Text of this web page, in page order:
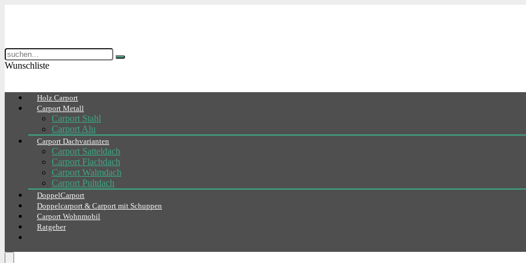
Wunschliste
Holz Carport
Carport Metall
Carport Stahl
Carport Alu
Carport Dachvarianten
Carport Satteldach
Carport Flachdach
Carport Walmdach
Carport Pultdach
DoppelCarport
Doppelcarport & Carport mit Schuppen
Carport Wohnmobil
Ratgeber